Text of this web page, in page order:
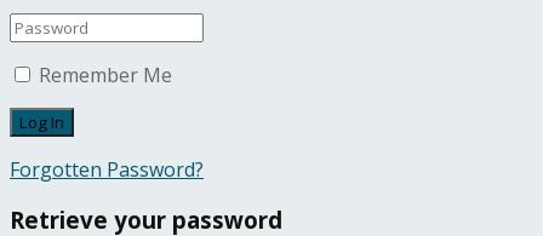
Remember Me
Forgotten Password?
Retrieve your password